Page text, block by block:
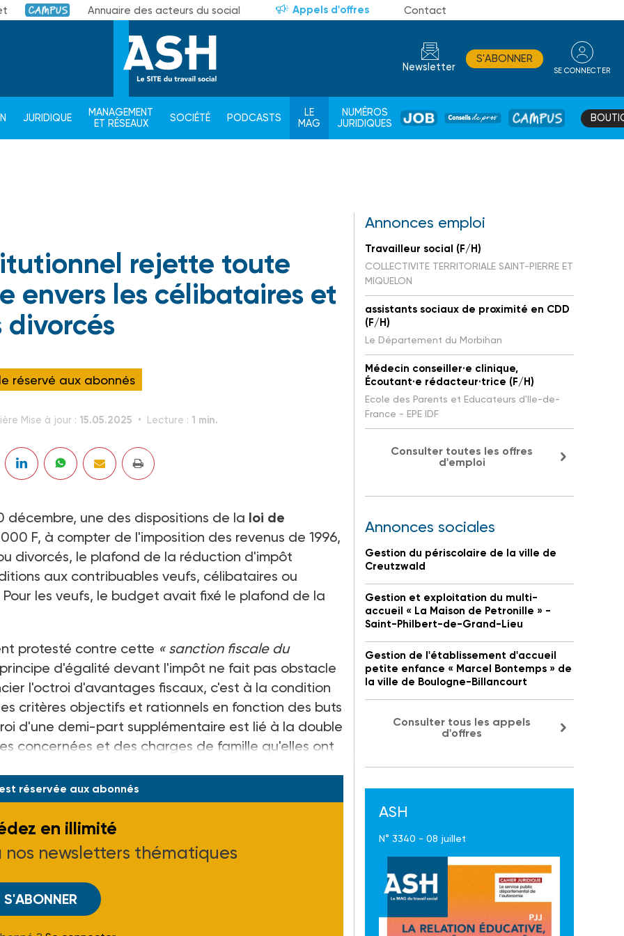
Campus Annuaire des acteurs du social Appels d'offres Contact
Newsletter
S'ABONNER
SE CONNECTER
JURIDIQUE
MANAGEMENT
ET RÉSEAUX
SOCIÉTÉ PODCASTS
LE
MAG
NUMÉROS
JURIDIQUES
JOB
DE
CAMPUS
rejette toute
envers les célibataires et
divorcés
réservé aux abonnés
Mise à jour : 15.05.2025 Lecture : 1 min.
une des dispositions de la loi de
F, à compter de l'imposition des revenus de 1996,
divorcés, le plafond de la réduction d'impôt
aux contribuables veufs, célibataires ou
les veufs, le budget avait fixé le plafond de la
protesté contre cette « sanction fiscale du
d'égalité devant l'impôt ne fait pas obstacle
l'octroi d'avantages fiscaux, c'est à la condition
critères objectifs et rationnels en fonction des buts
d'une demi-part supplémentaire est lié à la double
concernées et des charges de famille qu'elles ont
réservée aux abonnés
en illimité
nos newsletters thématiques
S'ABONNER
Annonces emploi
Travailleur social (F/H)
COLLECTIVITE TERRITORIALE SAINT-PIERRE ET
MIQUELON
assistants sociaux de proximité en CDD
(F/H)
Le Département du Morbihan
Médecin conseiller·e clinique,
Écoutant·e rédacteur·trice (F/H)
Ecole des Parents et Educateurs d'Ile-de-
France - EPE IDF
Consulter toutes les offres
d'emploi
Annonces sociales
Gestion du périscolaire de la ville de
Creutzwald
Gestion et exploitation du multi-
accueil « La Maison de Petronille » -
Saint-Philbert-de-Grand-Lieu
Gestion de l'établissement d'accueil
petite enfance « Marcel Bontemps » de
la ville de Boulogne-Billancourt
Consulter tous les appels
d'offres
ASH
N° 3340 - 08 juillet